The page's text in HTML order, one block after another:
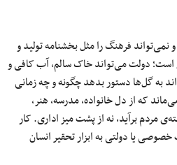
نمی‌تواند فرهنگ را مثل بخشنامه تولید و
است؛ دولت می‌تواند خاک سالم، آب کافی و
به گل‌ها دستور بدهد چگونه و چه زمانی
که از دل خانواده، مدرسه، هنر،
مردم برآید، نه از پشت میز اداری. کار
یا دولتی به ابزار تحقیر انسان